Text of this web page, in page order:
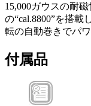
15,000ガウスの耐
の“cal.8800”を搭載
転の自動巻きでパ
付属品